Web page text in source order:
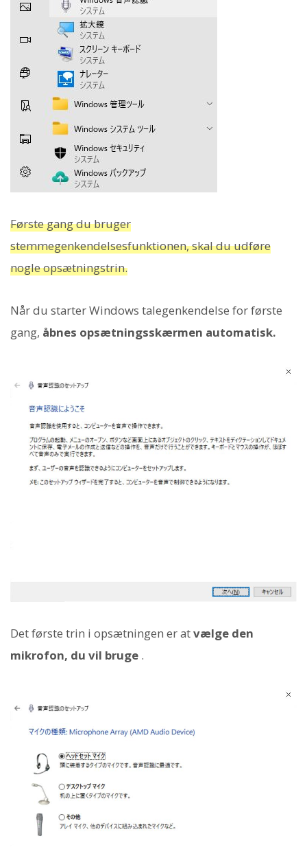
Første gang du bruger
stemmegenkendelsesfunktionen, skal du udføre
nogle opsætningstrin.
Når du starter Windows talegenkendelse for første
gang, åbnes opsætningsskærmen automatisk.
Det første trin i opsætningen er atvælge den
mikrofon, du vil bruge .